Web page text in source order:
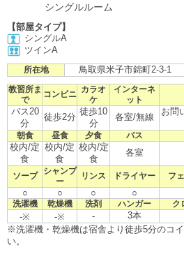
シングルルーム
【部屋タイプ】
シングルA
ツインA
所在地 鳥取県米子市錦町2-3-1
教習所ま
で
コンビニ
カラオ
ケ
インターネ
ット
バス20
分
徒歩2分
徒歩10
分
各室/無線
お問
朝食 昼食 夕食 バス
校内/定
食
校内/定
食
校内/定
食
各室
ソープ
シャンプ
ー
リンス ドライヤー フ
○ ○ ○ ○
洗濯機 乾燥機 洗剤 ハンガー ク
-※ -※ - 3本
※洗濯機・乾燥機は宿舎より徒歩5分のコ
い。